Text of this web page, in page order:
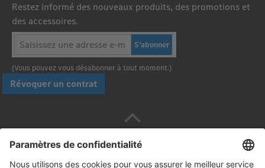
Restez informé des nouveaux produits, des promotions et
des accessoires.
S'abonner
(Vous pouvez vous désabonner à tout moment.)
Révoquer un contrat
Payez en toute sécurité avec :